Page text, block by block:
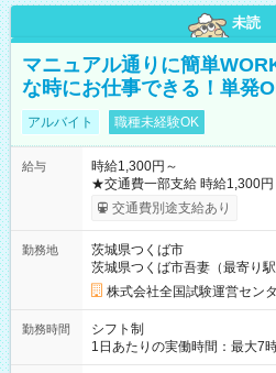
未読
マニュアル通りに簡単
な時にお仕事できる！単発
アルバイト 職種未経験OK
給与
時給1,300円～
★交通費一部支給 時給1,300円～ ※試験・役割により手当あり
※勤務回数により昇給あり 【
り！】 希望される場合、勤務
例】 ・河合塾模擬試験 8:30～
×8時間＝日収10,400円＋交通
円の場合あり ・国家試験
円（役割手当＋100円）×6時間＝
間】試用期間なし
交通費別途支給あり
勤務地
茨城県つくば市
茨城県つくば市吾妻（最寄り駅
株式会社全国試験運営セン
勤務時間
シフト制
1日あたりの実働時間：最大7
間は 試験により異なります